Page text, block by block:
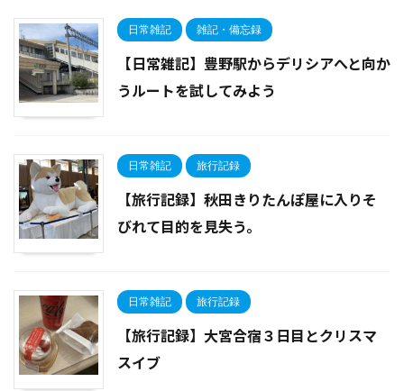
日常雑記 雑記・備忘録
【日常雑記】豊野駅からデリシアへと向か
うルートを試してみよう
日常雑記 旅行記録
【旅行記録】秋田きりたんぽ屋に入りそ
びれて目的を見失う。
日常雑記 旅行記録
【旅行記録】大宮合宿３日目とクリスマ
スイブ